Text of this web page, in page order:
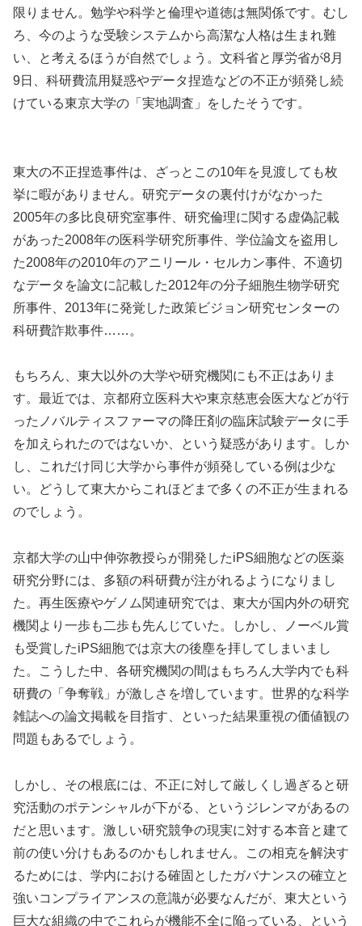
限りません。勉学や科学と倫理や道徳は無関係です。むし
ろ、今のような受験システムから高潔な人格は生まれ難
い、と考えるほうが自然でしょう。文科省と厚労省が8月
9日、科研費流用疑惑やデータ捏造などの不正が頻発し続
けている東京大学の「実地調査」をしたそうです。
東大の不正捏造事件は、ざっとこの10年を見渡しても枚
挙に暇がありません。研究データの裏付けがなかった
2005年の多比良研究室事件、研究倫理に関する虚偽記載
があった2008年の医科学研究所事件、学位論文を盗用し
た2008年の2010年のアニリール・セルカン事件、不適切
なデータを論文に記載した2012年の分子細胞生物学研究
所事件、2013年に発覚した政策ビジョン研究センターの
科研費詐欺事件……。
もちろん、東大以外の大学や研究機関にも不正はありま
す。最近では、京都府立医科大や東京慈恵会医大などが行
ったノバルティスファーマの降圧剤の臨床試験データに手
を加えられたのではないか、という疑惑があります。しか
し、これだけ同じ大学から事件が頻発している例は少な
い。どうして東大からこれほどまで多くの不正が生まれる
のでしょう。
京都大学の山中伸弥教授らが開発したiPS細胞などの医薬
研究分野には、多額の科研費が注がれるようになりまし
た。再生医療やゲノム関連研究では、東大が国内外の研究
機関より一歩も二歩も先んじていた。しかし、ノーベル賞
も受賞したiPS細胞では京大の後塵を拝してしまいまし
た。こうした中、各研究機関の間はもちろん大学内でも科
研費の「争奪戦」が激しさを増しています。世界的な科学
雑誌への論文掲載を目指す、といった結果重視の価値観の
問題もあるでしょう。
しかし、その根底には、不正に対して厳しくし過ぎると研
究活動のポテンシャルが下がる、というジレンマがあるの
だと思います。激しい研究競争の現実に対する本音と建て
前の使い分けもあるのかもしれません。この相克を解決す
るためには、学内における確固としたガバナンスの確立と
強いコンプライアンスの意識が必要なんだが、東大という
巨大な組織の中でこれらが機能不全に陥っている、という